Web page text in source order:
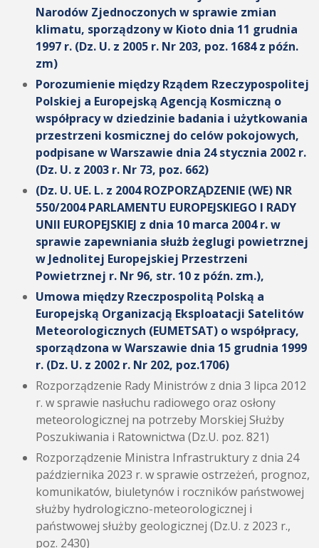
Narodów Zjednoczonych w sprawie zmian
klimatu, sporządzony w Kioto dnia 11 grudnia
1997 r. (Dz. U. z 2005 r. Nr 203, poz. 1684 z późn.
zm)
Porozumienie między Rządem Rzeczypospolitej
Polskiej a Europejską Agencją Kosmiczną o
współpracy w dziedzinie badania i użytkowania
przestrzeni kosmicznej do celów pokojowych,
podpisane w Warszawie dnia 24 stycznia 2002 r.
(Dz. U. z 2003 r. Nr 73, poz. 662)
(Dz. U. UE. L. z 2004 ROZPORZĄDZENIE (WE) NR
550/2004 PARLAMENTU EUROPEJSKIEGO I RADY
UNII EUROPEJSKIEJ z dnia 10 marca 2004 r. w
sprawie zapewniania służb żeglugi powietrznej
w Jednolitej Europejskiej Przestrzeni
Powietrznej r. Nr 96, str. 10 z późn. zm.),
Umowa między Rzeczpospolitą Polską a
Europejską Organizacją Eksploatacji Satelitów
Meteorologicznych (EUMETSAT) o współpracy,
sporządzona w Warszawie dnia 15 grudnia 1999
r. (Dz. U. z 2002 r. Nr 202, poz.1706)
Rozporządzenie Rady Ministrów z dnia 3 lipca 2012
r. w sprawie nasłuchu radiowego oraz osłony
meteorologicznej na potrzeby Morskiej Służby
Poszukiwania i Ratownictwa (Dz.U. poz. 821)
Rozporządzenie Ministra Infrastruktury z dnia 24
października 2023 r. w sprawie ostrzeżeń, prognoz,
komunikatów, biuletynów i roczników państwowej
służby hydrologiczno-meteorologicznej i
państwowej służby geologicznej (Dz.U. z 2023 r.,
poz. 2430)